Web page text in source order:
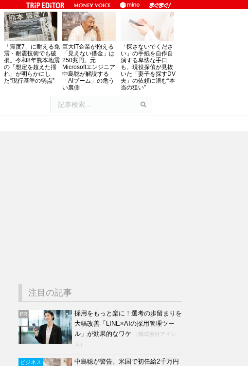
「震度7」に耐える免
震・耐震技術でも破
損。令和8年熊本地震
の「想定を超えた揺
れ」が明らかにし
た“現行基準の弱点”
巨大IT企業が抱える
「見えない借金」は
250兆円。元
Microsoftエンジニア
中島聡が解説する
「AIブーム」の危う
い裏側
「探さないでくださ
い」の手紙を自作自
演する卑怯な手口
も。現役探偵が見抜
いた「妻子を探すDV
夫」の依頼に潜む“本
当の狙い”
注目の記事
PR
採用をもっと楽に！選考の歩留まりを
大幅改善「LINE×AIの採用管理ツー
ル」が効果的なワケ
（株式会社アイシ
ス）
ビジネス
中島聡が警告。米国で初任給2千万円